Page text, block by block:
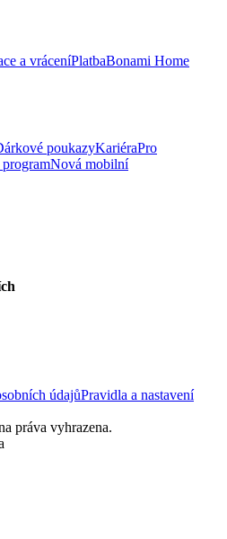
a vráceníPlatbaBonami Home
poukazyKariéraPro
Nová mobilní
údajůPravidla a nastavení
práva vyhrazena.